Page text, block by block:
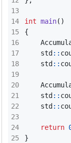
13
14
15
16
17
18
19
20
23
24
25
int main()
{
std ::
std ::
std ::
std ::
return
}